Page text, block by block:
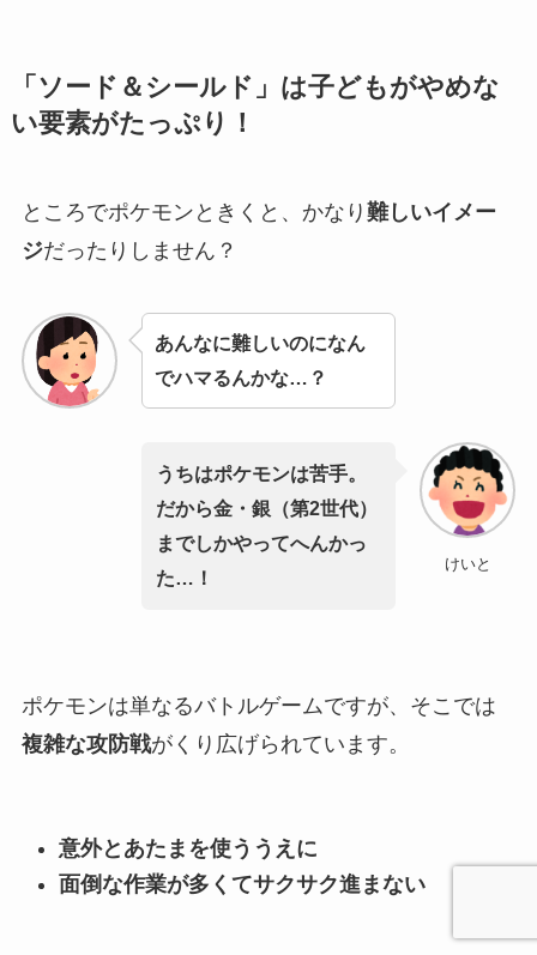
「ソード＆シールド」は子どもがやめな
い要素がたっぷり！
ところでポケモンときくと、かなり 難しいイメー
ジだったりしません？
あんなに難しいのになん
でハマるんかな…？
けいと
うちはポケモンは苦手。
だから金・銀（第2世代）
までしかやってへんかっ
た…！
ポケモンは単なるバトルゲームですが、そこでは
複雑な攻防戦がくり広げられています。
意外とあたまを使ううえに
面倒な作業が多くてサクサク進まない